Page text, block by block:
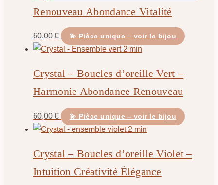
Renouveau Abondance Vitalité
60,00 € 💫 Pièce unique – voir le bijou
Crystal – Boucles d’oreille Vert –
Harmonie Abondance Renouveau
60,00 € 💫 Pièce unique – voir le bijou
Crystal – Boucles d’oreille Violet –
Intuition Créativité Élégance